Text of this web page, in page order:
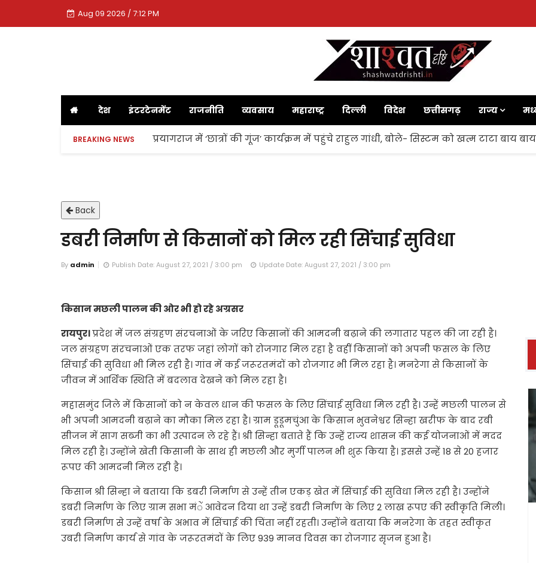
Aug 09 2026 / 7:12 PM
देश इंटरटेनमेंट राजनीति व्यवसाय महाराष्ट्र दिल्ली विदेश छत्तीसगढ़ राज्य
BREAKING NEWS प्रयागराज में ‘छात्रों की गूंज’ कार्यक्रम में पहुंचे राहुल गांधी, बोले- सिस्टम को खत्म टाटा बाय
Back
डबरी निर्माण से किसानों को मिल रही सिंचाई सुविधा
By admin Publish Date: August 27, 2021 / 3:00 pm Update Date: August 27, 2021 / 3:00 pm
किसान मछली पालन की ओर भी हो रहे अग्रसर
रायपुर।प्रदेश में जल संग्रहण संरचनाओं के जरिए किसानों की आमदनी बढ़ाने की लगातार पहल की जा रही है।
जल संग्रहण संरचनाओं एक तरफ जहां लोगों को रोजगार मिल रहा है वहीं किसानों को अपनी फसल के लिए
सिंचाई की सुविधा भी मिल रही है। गांव में कई जरूरतमंदों को रोजगार भी मिल रहा है। मनरेगा से किसानों के
जीवन में आर्थिक स्थिति में बदलाव देखने को मिल रहा है।
महासमुंद जिले में किसानों को न केवल धान की फसल के लिए सिंचाई सुविधा मिल रही है। उन्हें मछली पालन से
भी अपनी आमदनी बढ़ाने का मौका मिल रहा है। ग्राम डूडूमचुंआ के किसान भुवनेश्वर सिन्हा खरीफ के बाद रबी
सीजन में साग सब्जी का भी उत्पादन ले रहे हैं। श्री सिन्हा बताते हैं कि उन्हें राज्य शासन की कई योजनाओं में मदद
मिल रही है। उन्होंने खेती किसानी के साथ ही मछली और मुर्गी पालन भी शुरू किया है। इससे उन्हें 18 से 20 हजार
रूपए की आमदनी मिल रही है।
किसान श्री सिन्हा ने बताया कि डबरी निर्माण से उन्हें तीन एकड़ खेत में सिंचाई की सुविधा मिल रही है। उन्होंने
डबरी निर्माण के लिए ग्राम सभा मंें आवेदन दिया था उन्हें डबरी निर्माण के लिए 2 लाख रूपए की स्वीकृति मिली।
डबरी निर्माण से उन्हें वर्षा के अभाव में सिंचाई की चिंता नहीं रहती। उन्होंने बताया कि मनरेगा के तहत स्वीकृत
उबरी निर्माण कार्य से गांव के जरूरतमंदों के लिए 939 मानव दिवस का रोजगार सृजन हुआ है।